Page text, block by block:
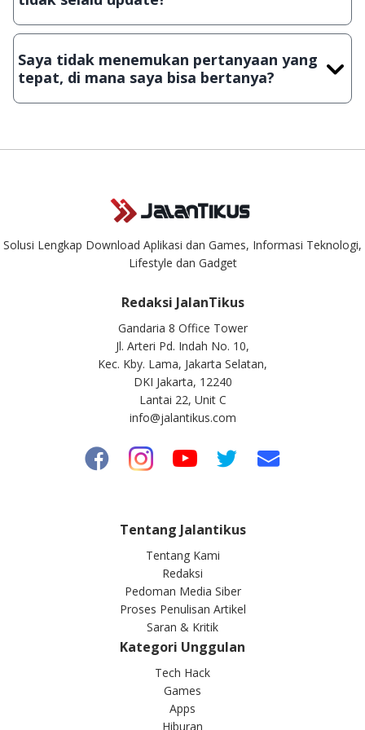
Demi menjaga kualitas aplikasi dan games yang ada di
download secara manual, sehingga kuota sebesar ribuan
aplikasi & games tidak dapat tercapai dalam waktu yang
singkat.
Saya tidak menemukan pertanyaan yang
tepat, di mana saya bisa bertanya?
Kami dengan senang hati menjawab setiap pertanyaan yang
Solusi Lengkap Download Aplikasi dan Games, Informasi Teknologi,
Lifestyle dan Gadget
Redaksi JalanTikus
Gandaria 8 Office Tower
Jl. Arteri Pd. Indah No. 10,
Kec. Kby. Lama, Jakarta Selatan,
DKI Jakarta, 12240
Lantai 22, Unit C
info@jalantikus.com
Tentang Jalantikus
Tentang Kami
Redaksi
Pedoman Media Siber
Proses Penulisan Artikel
Saran & Kritik
Kategori Unggulan
Tech Hack
Games
Apps
Hiburan